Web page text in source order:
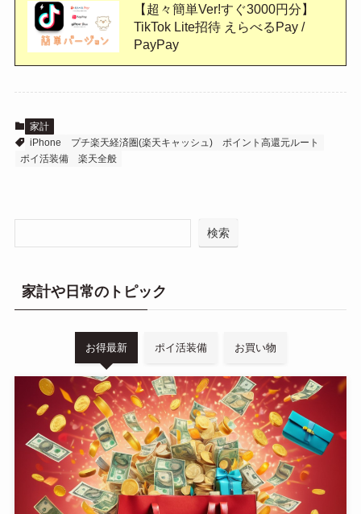
【超々簡単Ver!すぐ3000円分】
TikTok Lite招待 えらべるPay /
PayPay
家計
iPhone
プチ楽天経済圏(楽天キャッシュ)
ポイント高還元ルート
ポイ活装備
楽天全般
検索
家計や日常のトピック
お得最新 ポイ活装備 お買い物